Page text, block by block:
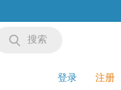
搜索
登录 注册